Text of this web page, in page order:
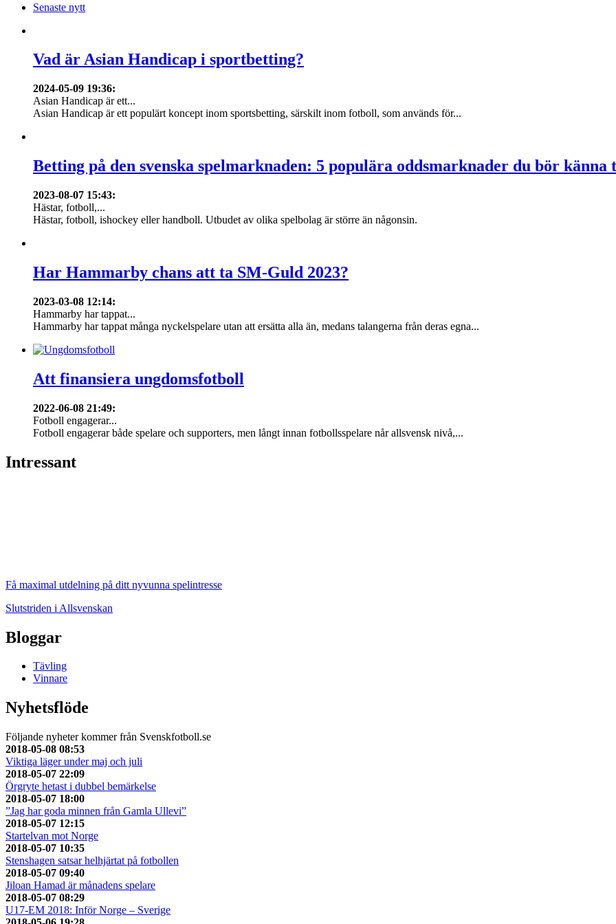
Senaste nytt
Vad är Asian Handicap i sportbetting?
2024-05-09 19:36:
Asian Handicap är ett...
Asian Handicap är ett populärt koncept inom sportsbetting, särskilt inom fotboll, som används för...
Betting på den svenska spelmarknaden: 5 populära oddsmarknader du bör känna
2023-08-07 15:43:
Hästar, fotboll,...
Hästar, fotboll, ishockey eller handboll. Utbudet av olika spelbolag är större än någonsin.
Har Hammarby chans att ta SM-Guld 2023?
2023-03-08 12:14:
Hammarby har tappat...
Hammarby har tappat många nyckelspelare utan att ersätta alla än, medans talangerna från deras egna...
Att finansiera ungdomsfotboll
2022-06-08 21:49:
Fotboll engagerar...
Fotboll engagerar både spelare och supporters, men långt innan fotbollsspelare når allsvensk nivå,...
Intressant
Få maximal utdelning på ditt nyvunna spelintresse
Slutstriden i Allsvenskan
Bloggar
Tävling
Vinnare
Nyhetsflöde
Följande nyheter kommer från Svenskfotboll.se
2018-05-08 08:53
Viktiga läger under maj och juli
2018-05-07 22:09
Örgryte hetast i dubbel bemärkelse
2018-05-07 18:00
”Jag har goda minnen från Gamla Ullevi”
2018-05-07 12:15
Startelvan mot Norge
2018-05-07 10:35
Stenshagen satsar helhjärtat på fotbollen
2018-05-07 09:40
Jiloan Hamad är månadens spelare
2018-05-07 08:29
U17-EM 2018: Inför Norge – Sverige